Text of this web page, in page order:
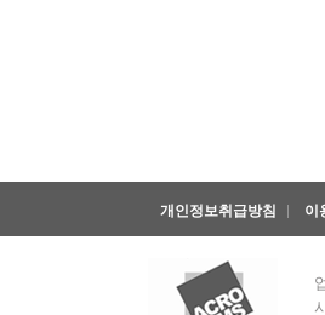
개인정보취급방침 이